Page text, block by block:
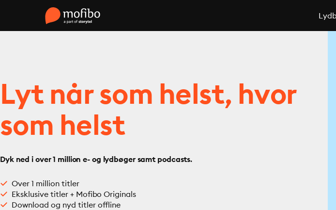
Lyt når som helst, hvor
som helst
Dyk ned i over 1 million e- og lydbøger samt podcasts.
Over 1 million titler
Eksklusive titler + Mofibo Originals
Download og nyd titler offline